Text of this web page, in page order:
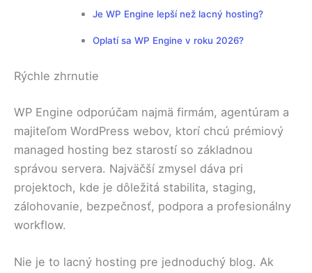
Je WP Engine lepší než lacný hosting?
Oplatí sa WP Engine v roku 2026?
Rýchle zhrnutie
WP Engine odporúčam najmä firmám, agentúram a
majiteľom WordPress webov, ktorí chcú prémiový
managed hosting bez starostí so základnou
správou servera. Najväčší zmysel dáva pri
projektoch, kde je dôležitá stabilita, staging,
zálohovanie, bezpečnosť, podpora a profesionálny
workflow.
Nie je to lacný hosting pre jednoduchý blog. Ak